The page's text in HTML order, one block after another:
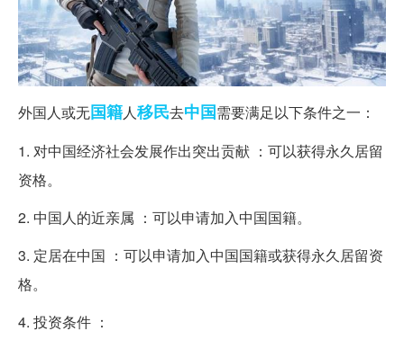
外国人或无国籍人移民去中国需要满足以下条件之一：
1. 对中国经济社会发展作出突出贡献 ：可以获得永久居留
资格。
2. 中国人的近亲属 ：可以申请加入中国国籍。
3. 定居在中国 ：可以申请加入中国国籍或获得永久居留资
格。
4. 投资条件 ：